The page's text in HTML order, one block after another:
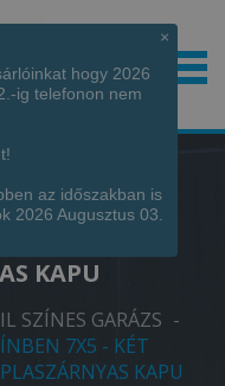
7342034
SZÍNBEN 7X5 -
TETŐ, 2X
KAPU
SZÍNES GARÁZS -
7X5 - KÉT
KAPU
×
hogy 2026
ig telefonon nem
az időszakban is
2026 Augusztus 03.